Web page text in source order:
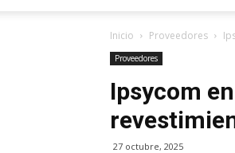
Inicio Proveedores
Proveedores
Ipsycom
27 octubre, 2025